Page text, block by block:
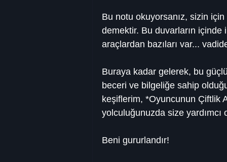
Bu notu okuyorsanız, sizin
demektir. Bu duvarların
araçlardan bazıları var...
Buraya kadar gelerek, bu
beceri ve bilgeliğe sahip
keşiflerim, *Oyuncunun Çiftlik
yolculuğunuzda size yardımcı
Beni gururlandır!